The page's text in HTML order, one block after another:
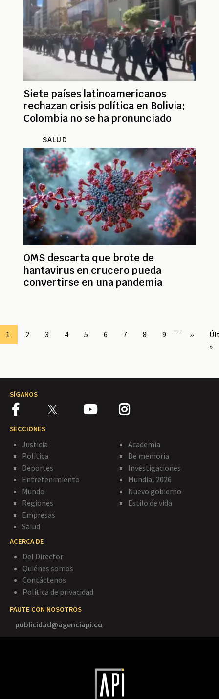
Siete países latinoamericanos
rechazan crisis política en Bolivia;
Colombia no se ha pronunciado
SALUD
OMS descarta que brote de
hantavirus en crucero pueda
convertirse en una pandemia
Page
1 Page
2 Page
3 Page
4 Page
5 Page
6 Page
7 Page
8 Page
9 …
página
››
»
SÍGANOS
SECCIONES
Justicia
Política
Deportes
Entretenimiento
Mundo
Regiones
Empresas
Salud
Academia
De memoria
Investigaciones
Mundial 2026
Nuevo gobierno
Estilo de vida
ACERCA DE
Del Director
Quiénes somos
Contáctenos
Política de privacidad
PAUTE CON NOSOTROS
publicidad@agenciapi.co